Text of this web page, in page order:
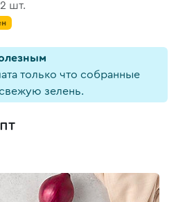
шт.
только что собранные
зелень.